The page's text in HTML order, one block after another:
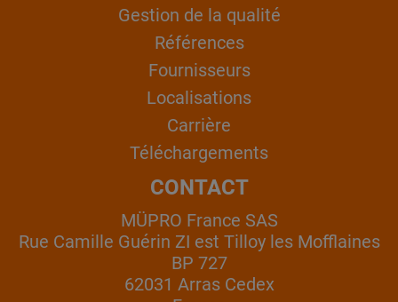
Gestion de la qualité
Références
Fournisseurs
Localisations
Carrière
Téléchargements
CONTACT
MÜPRO France SAS
Rue Camille Guérin ZI est Tilloy les Mofflaines
BP 727
62031 Arras Cedex